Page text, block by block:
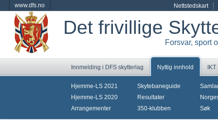
www.dfs.no Nettstedskart
Det frivillige
Forsvar, sport
Innmelding i DFS skytterlag Nyttig innhold
Hjemme-LS 2021
Hjemme-LS 2020
Arrangementer
Skytebaneguide
Resultater
350-klubben
Søk